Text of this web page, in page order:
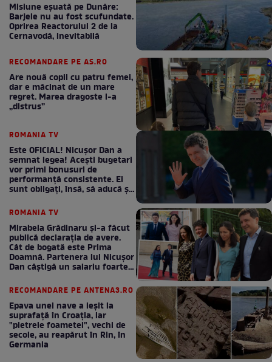
Misiune eșuată pe Dunăre:
Barjele nu au fost scufundate.
Oprirea Reactorului 2 de la
Cernavodă, inevitabilă
RECOMANDARE PE AS.RO
Are nouă copii cu patru femei,
dar e măcinat de un mare
regret. Marea dragoste l-a
„distrus”
ROMANIA TV
Este OFICIAL! Nicușor Dan a
semnat legea! Acești bugetari
vor primi bonusuri de
performanță consistente. Ei
sunt obligați, însă, să aducă și
ROMANIA TV
Mirabela Grădinaru și-a făcut
publică declarația de avere.
Cât de bogată este Prima
Doamnă. Partenera lui Nicușor
Dan câștigă un salariu foarte
RECOMANDARE PE ANTENA3.RO
Epava unei nave a ieșit la
suprafață în Croația, iar
"pietrele foametei", vechi de
secole, au reapărut în Rin, în
Germania